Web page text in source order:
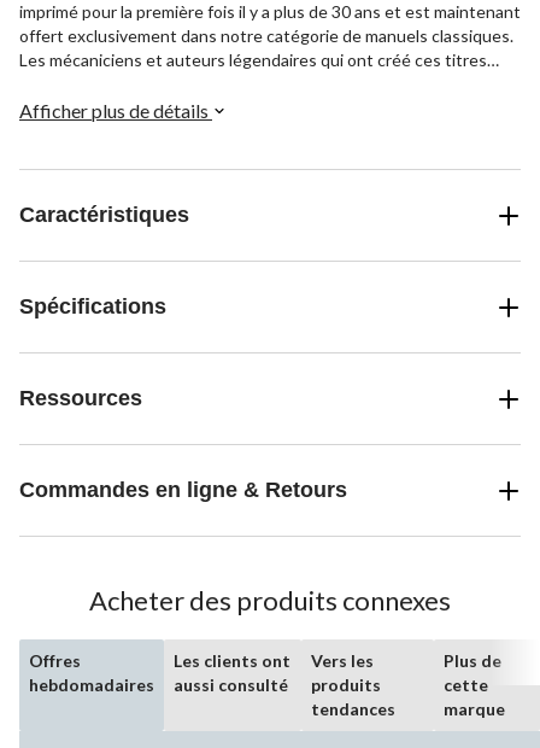
imprimé pour la première fois il y a plus de 30 ans et est maintenant
offert exclusivement dans notre catégorie de manuels classiques.
Les mécaniciens et auteurs légendaires qui ont créé ces titres
soigneusement conservé les renseignements originaux afin que
Afficher plus de détails
Caractéristiques
Spécifications
Ressources
Commandes en ligne & Retours
Acheter des produits connexes
Offres
hebdomadaires
Les clients ont
aussi consulté
Vers les
produits
tendances
Plus de
cette
marque